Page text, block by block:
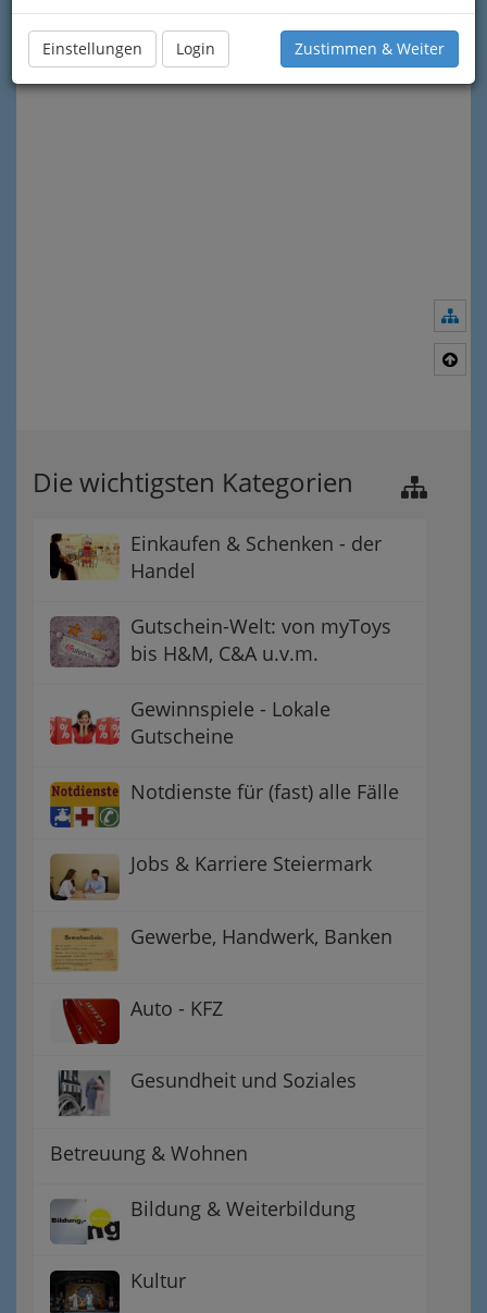
Einstellungen Login Zustimmen & Weiter
Die wichtigsten Kategorien
Einkaufen & Schenken - der
Handel
Gutschein-Welt: von myToys
bis H&M, C&A u.v.m.
Gewinnspiele - Lokale
Gutscheine
Notdienste für (fast) alle Fälle
Jobs & Karriere Steiermark
Gewerbe, Handwerk, Banken
Auto - KFZ
Gesundheit und Soziales
Betreuung & Wohnen
Bildung & Weiterbildung
Kultur